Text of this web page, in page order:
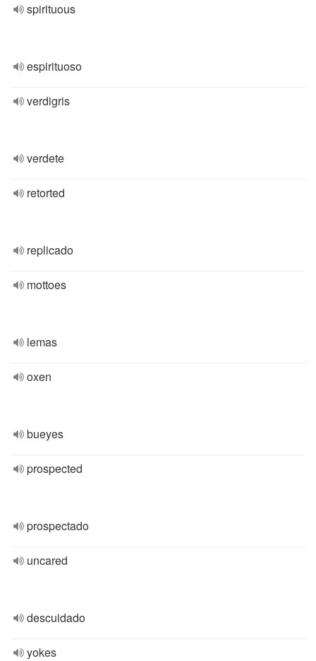
spirituous
espirituoso
verdigris
verdete
retorted
replicado
mottoes
lemas
oxen
bueyes
prospected
prospectado
uncared
descuidado
yokes